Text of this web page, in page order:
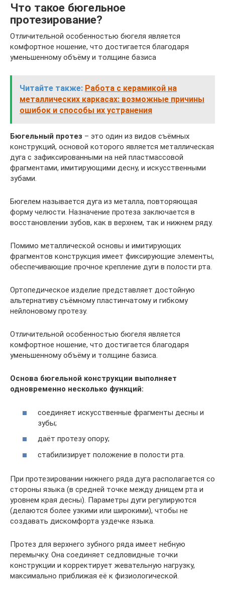
Что такое бюгельное
протезирование?
Отличительной особенностью бюгеля является
комфортное ношение, что достигается благодаря
уменьшенному объёму и толщине базиса
Читайте также: Работа с керамикой на
металлических каркасах: возможные причины
ошибок и способы их устранения
Бюгельный протез – это один из видов съёмных
конструкций, основой которого является металлическая
дуга с зафиксированными на ней пластмассовой
фрагментами, имитирующими десну, и искусственными
зубами.
Бюгелем называется дуга из металла, повторяющая
форму челюсти. Назначение протеза заключается в
восстановлении зубов, как в верхнем, так и нижнем ряду.
Помимо металлической основы и имитирующих
фрагментов конструкция имеет фиксирующие элементы,
обеспечивающие прочное крепление дуги в полости рта.
Ортопедическое изделие представляет достойную
альтернативу съёмному пластинчатому и гибкому
нейлоновому протезу.
Отличительной особенностью бюгеля является
комфортное ношение, что достигается благодаря
уменьшенному объёму и толщине базиса.
Основа бюгельной конструкции выполняет
одновременно несколько функций:
соединяет искусственные фрагменты десны и
зубы;
даёт протезу опору;
стабилизирует положение в полости рта.
При протезировании нижнего ряда дуга располагается со
стороны языка (в средней точке между днищем рта и
уровнем края десны). Параметры дуги регулируются
(делаются более узкими или широкими), чтобы не
создавать дискомфорта уздечке языка.
Протез для верхнего зубного ряда имеет небную
перемычку. Она соединяет седловидные точки
конструкции и корректирует жевательную нагрузку,
максимально приближая её к физиологической.